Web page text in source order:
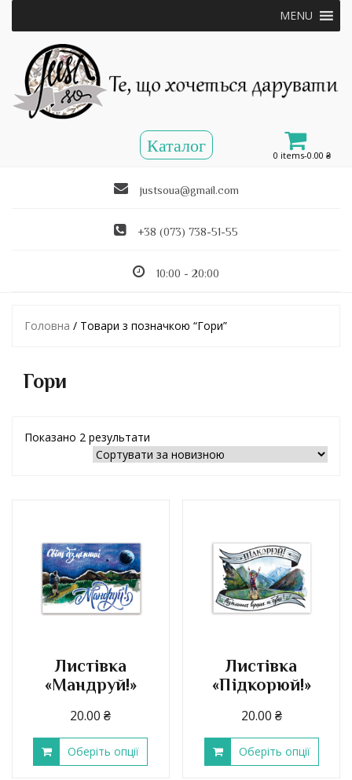
MENU
0 items-0.00₴
justsoua@gmail.com
+38 (073) 738-51-55
10:00 - 20:00
Головна / Товари з позначкою “Гори”
Гори
Показано 2 результати
Листівка
«Мандруй!»
20.00₴
Оберіть опції
Листівка
«Підкорюй!»
20.00 ₴
Оберіть опції